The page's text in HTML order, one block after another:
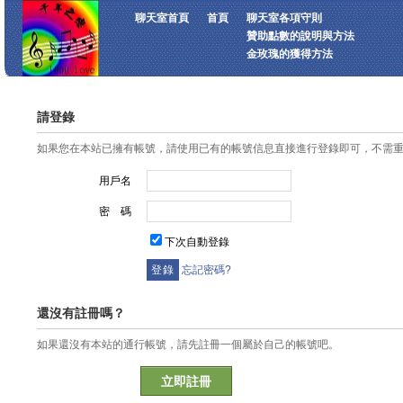
聊天室首頁 首頁
聊天室各項守則
贊助點數的說明與方法
金玫瑰的獲得方法
請登錄
如果您在本站已擁有帳號，請使用已有的帳號信息直接進行登錄即可，不需
用戶名
密 碼
下次自動登錄
忘記密碼?
還沒有註冊嗎？
如果還沒有本站的通行帳號，請先註冊一個屬於自己的帳號吧。
立即註冊